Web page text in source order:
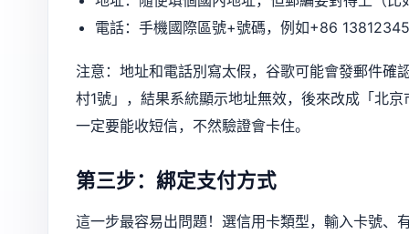
電話：手機國際區號+號碼，例如+86
注意：地址和電話別寫太假，谷歌可能會發郵件確
村1號」，結果系統顯示地址無效，後來改成「北
一定要能收短信，不然驗證會卡住。
第三步：綁定支付方式
這一步最容易出問題！選信用卡類型，輸入卡號、